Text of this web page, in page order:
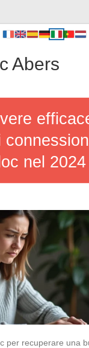
Abers
nel 2024
per recuperare una